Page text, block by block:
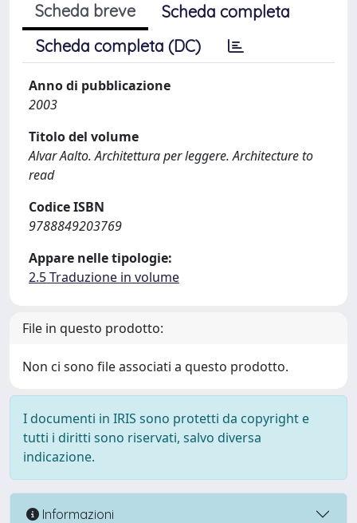
Scheda breve
Scheda completa
Scheda completa (DC)
Anno di pubblicazione
2003
Titolo del volume
Alvar Aalto. Architettura per leggere. Architecture to
read
Codice ISBN
9788849203769
Appare nelle tipologie:
2.5 Traduzione in volume
File in questo prodotto:
Non ci sono file associati a questo prodotto.
I documenti in IRIS sono protetti da copyright e
tutti i diritti sono riservati, salvo diversa
indicazione.
Informazioni